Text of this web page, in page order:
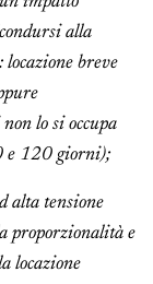
alla
breve
lo si occupa
e 120 giorni);
alta tensione
proporzionalità e
locazione